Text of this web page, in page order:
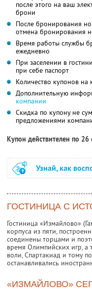
после этого на ваш
брони
После бронирования
отмена бронирования
Время работы службы
ежедневно
При заселении в
при себе паспорт
Количество купонов на
Дополнительную
компании
Скидка по купону не
предложениями
Купон действителен по
Узнай, как
ГОСТИНИЦА С
Гостиница «Измайлово»
корпуса из пяти,
соединены торцами и
время Олимпийских игр,
воли, Спартакиад и тому
останавливались
«ИЗМАЙЛОВО»